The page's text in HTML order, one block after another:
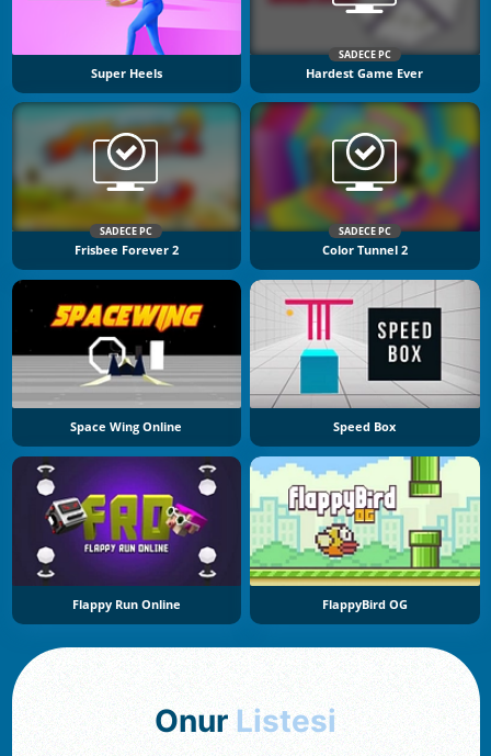
Super Heels
SADECE PC
Hardest Game Ever
SADECE PC
Frisbee Forever 2
SADECE PC
Color Tunnel 2
Space Wing Online Speed Box
Flappy Run Online FlappyBird OG
Onur Listesi